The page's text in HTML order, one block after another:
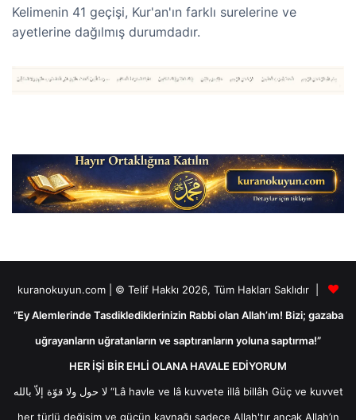
Kelimenin 41 geçişi, Kur'an'ın farklı surelerine ve
ayetlerine dağılmış durumdadır.
kuranokuyun.com | © Telif Hakkı 2026, Tüm Hakları Saklıdır |
“Ey Alemlerinde Tasdiklediklerinizin Rabbi olan Allah’ım! Bizi; gazaba
uğrayanların uğratanların ve saptıranların yoluna saptırma!”
HER İŞİ BİR EHLİ OLANA HAVALE EDİYORUM
لا حول ولا قوّة إلاّ بالله “Lâ havle ve lâ kuvvete illâ billâh Güç ve kuvvet
her türlü değişim ve gücün kaynağı sadece Allah'tır ancak Allah’ın